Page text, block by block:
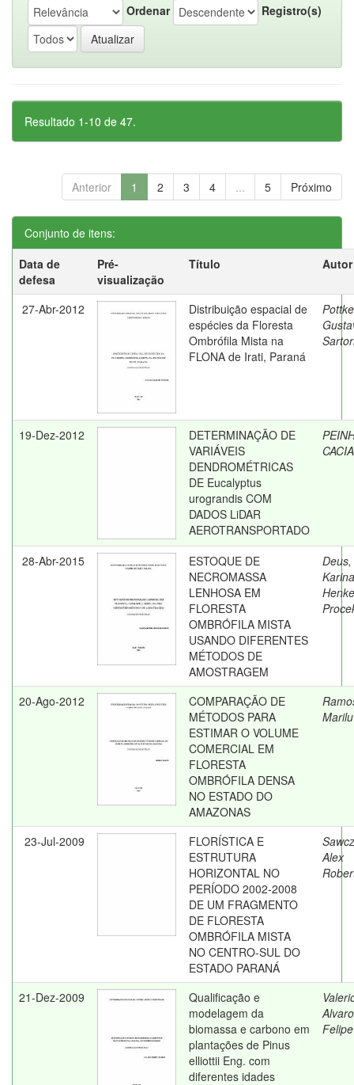
Ordenar
Registro(s)
Resultado 1-10 de 47.
Anterior 1 2 3 4 ... 5 Próximo
Conjunto de itens:
Data de
defesa
Pré-
visualização
Título Autor
27-Abr-2012
Distribuição espacial de
espécies da Floresta
Ombrófila Mista na
FLONA de Irati, Paraná
19-Dez-2012
DETERMINAÇÃO DE
VARIÁVEIS
DENDROMÉTRICAS
DE Eucalyptus
urograndis COM
DADOS LiDAR
AEROTRANSPORTADO
28-Abr-2015
ESTOQUE DE
NECROMASSA
LENHOSA EM
FLORESTA
OMBRÓFILA MISTA
USANDO DIFERENTES
MÉTODOS DE
AMOSTRAGEM
Deus,
Karina
20-Ago-2012
COMPARAÇÃO DE
MÉTODOS PARA
ESTIMAR O VOLUME
COMERCIAL EM
FLORESTA
OMBRÓFILA DENSA
NO ESTADO DO
AMAZONAS
Marilu
23-Jul-2009
FLORÍSTICA E
ESTRUTURA
HORIZONTAL NO
PERÍODO 2002-2008
DE UM FRAGMENTO
DE FLORESTA
OMBRÓFILA MISTA
NO CENTRO-SUL DO
ESTADO PARANÁ
Alex
21-Dez-2009
Qualificação e
modelagem da
biomassa e carbono em
plantações de Pinus
elliottii Eng. com
diferentes idades
Alvaro
Felipe